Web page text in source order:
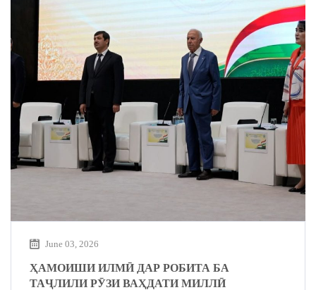
June 03, 2026
ҲАМОИШИ ИЛМӢ ДАР РОБИТА БА
ТАҶЛИЛИ РӮЗИ ВАҲДАТИ МИЛЛӢ